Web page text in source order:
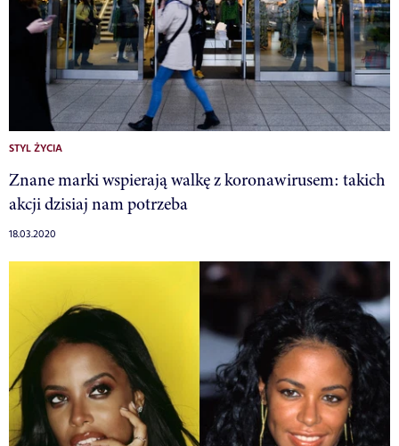
STYL ŻYCIA
Znane marki wspierają walkę z koronawirusem: takich
akcji dzisiaj nam potrzeba
18.03.2020